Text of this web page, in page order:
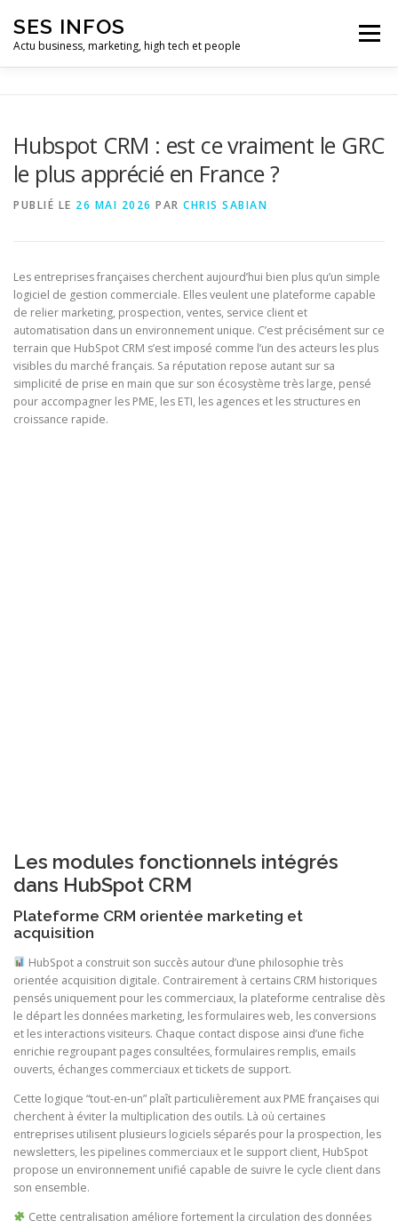
contenu
SES INFOS
Actu business, marketing, high tech et people
Menu
HIGH TECH ET INFORMATIQUE INFLUENCEURS
Hubspot CRM : est ce vraiment le GRC
le plus apprécié en France ?
PUBLIÉ LE 26 MAI 2026 PAR CHRIS SABIAN
Les entreprises françaises cherchent aujourd’hui bien plus qu’un simple
logiciel de gestion commerciale. Elles veulent une plateforme capable
de relier marketing, prospection, ventes, service client et
automatisation dans un environnement unique. C’est précisément sur ce
terrain que HubSpot CRM s’est imposé comme l’un des acteurs les plus
visibles du marché français. Sa réputation repose autant sur sa
simplicité de prise en main que sur son écosystème très large, pensé
pour accompagner les PME, les ETI, les agences et les structures en
croissance rapide.
Les modules fonctionnels intégrés
dans HubSpot CRM
Plateforme CRM orientée marketing et
acquisition
HubSpot a construit son succès autour d’une philosophie très
orientée acquisition digitale. Contrairement à certains CRM historiques
pensés uniquement pour les commerciaux, la plateforme centralise dès
le départ les données marketing, les formulaires web, les conversions
et les interactions visiteurs. Chaque contact dispose ainsi d’une fiche
enrichie regroupant pages consultées, formulaires remplis, emails
ouverts, échanges commerciaux et tickets de support.
Cette logique “tout-en-un” plaît particulièrement aux PME françaises qui
cherchent à éviter la multiplication des outils. Là où certaines
entreprises utilisent plusieurs logiciels séparés pour la prospection, les
newsletters, les pipelines commerciaux et le support client, HubSpot
propose un environnement unifié capable de suivre le cycle client dans
son ensemble.
Cette centralisation améliore fortement la circulation des données